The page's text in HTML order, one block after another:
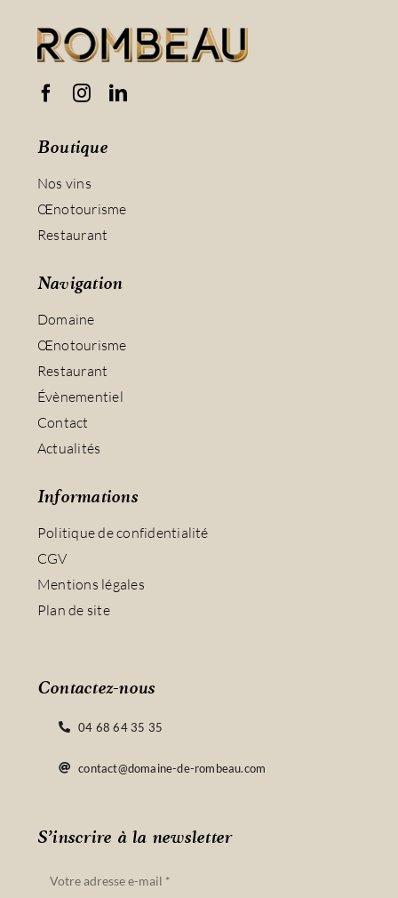
Boutique
Nos vins
Œnotourisme
Restaurant
Navigation
Domaine
Œnotourisme
Restaurant
Évènementiel
Contact
Actualités
Informations
Politique de confidentialité
CGV
Mentions légales
Plan de site
S’inscrire à la newsletter
Contactez-nous
04 68 64 35 35
contact@domaine-de-rombeau.com